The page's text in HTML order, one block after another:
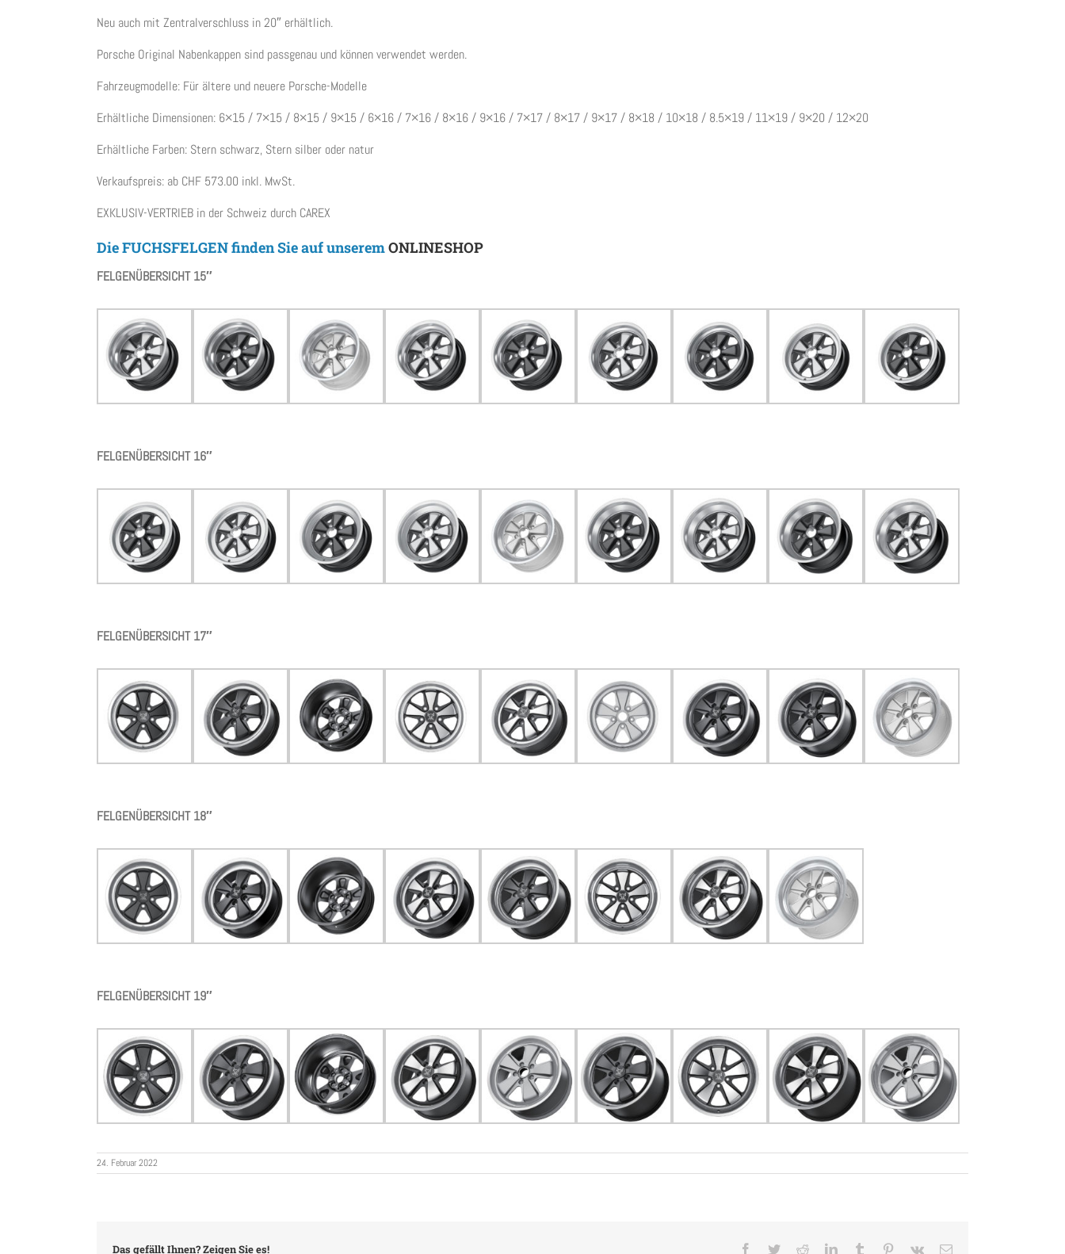
Neu auch mit Zentralverschluss in 20″ erhältlich.
Porsche Original Nabenkappen sind passgenau und können verwendet werden.
Fahrzeugmodelle: Für ältere und neuere Porsche-Modelle
Erhältliche Dimensionen: 6×15 / 7×15 / 8×15 / 9×15 / 6×16 / 7×16 / 8×16 / 9×16 / 7×17 / 8×17 / 9×17 / 8×18 / 10×18 / 8.5×19 / 11×19 / 9×20 / 12×20
Erhältliche Farben: Stern schwarz, Stern silber oder natur
Verkaufspreis: ab CHF 573.00 inkl. MwSt.
EXKLUSIV-VERTRIEB in der Schweiz durch CAREX
Die FUCHSFELGEN finden Sie auf unseremONLINESHOP
FELGENÜBERSICHT 15″
FELGENÜBERSICHT 16″
FELGENÜBERSICHT 17″
FELGENÜBERSICHT 18″
FELGENÜBERSICHT 19″
24. Februar 2022
Das gefällt Ihnen? Zeigen Sie es! Facebook
TwitterRedditLinkedInTumblr Pinterest
Vk Email